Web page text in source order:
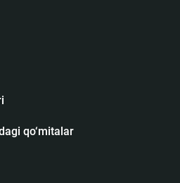
qo‘mitalar